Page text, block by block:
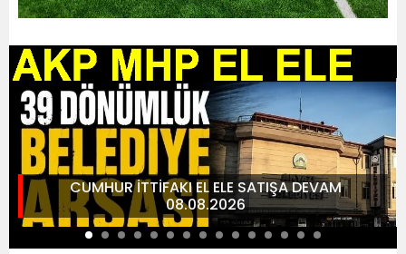
CUMHUR İTTİFAKI EL ELE SATIŞA DEVAM
08.08.2026